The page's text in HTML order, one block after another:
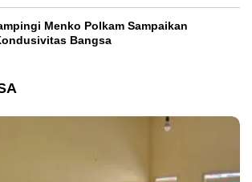
Menko Polkam Sampaikan
Bangsa